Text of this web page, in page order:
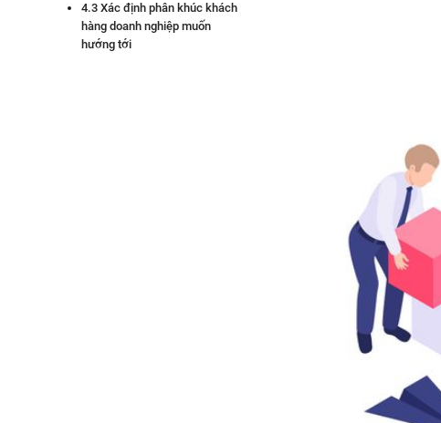
4.3 Xác định phân khúc khách
hàng doanh nghiệp muốn
hướng tới